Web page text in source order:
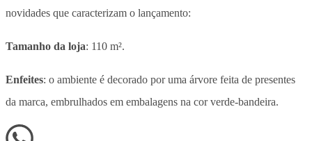
novidades que caracterizam o lançamento:
Tamanho da loja: 110 m².
Enfeites: o ambiente é decorado por uma árvore feita de presentes
da marca, embrulhados em embalagens na cor verde-bandeira.